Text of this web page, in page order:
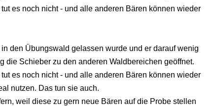
es noch nicht - und alle anderen Bären können wieder
den Übungswald gelassen wurde und er darauf wenig
die Schieber zu den anderen Waldbereichen geöffnet.
es noch nicht - und alle anderen Bären können wieder
nutzen. Das tun sie auch.
weil diese zu gern neue Bären auf die Probe stellen